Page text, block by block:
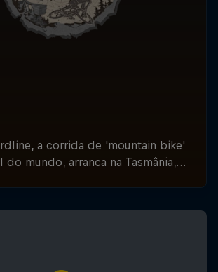
a corrida de 'mountain bike'
do mundo, arranca na Tasmânia,
de julho.